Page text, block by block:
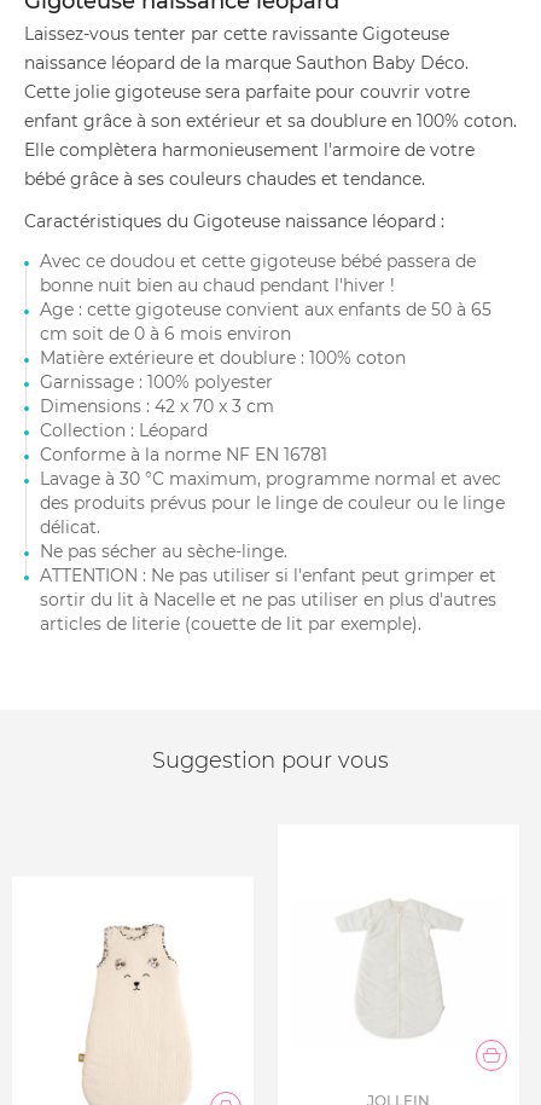
Laissez-vous tenter par cette ravissante Gigoteuse
naissance léopard de la marque Sauthon Baby Déco.
Cette jolie gigoteuse sera parfaite pour couvrir votre
enfant grâce à son extérieur et sa doublure en 100% coton.
Elle complètera harmonieusement l'armoire de votre
bébé grâce à ses couleurs chaudes et tendance.
Caractéristiques du Gigoteuse naissance léopard :
Avec ce doudou et cette gigoteuse bébé passera de
bonne nuit bien au chaud pendant l'hiver !
Age : cette gigoteuse convient aux enfants de 50 à 65
cm soit de 0 à 6 mois environ
Matière extérieure et doublure : 100% coton
Garnissage : 100% polyester
Dimensions : 42 x 70 x 3 cm
Collection : Léopard
Conforme à la norme NF EN 16781
Lavage à 30 °C maximum, programme normal et avec
des produits prévus pour le linge de couleur ou le linge
délicat.
Ne pas sécher au sèche-linge.
ATTENTION : Ne pas utiliser si l'enfant peut grimper et
sortir du lit à Nacelle et ne pas utiliser en plus d'autres
articles de literie (couette de lit par exemple).
Suggestion pour vous
JOLLEIN